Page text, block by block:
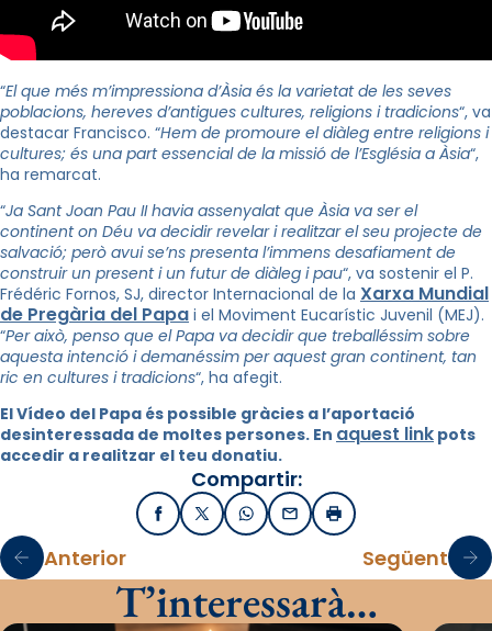
“El que més m’impressiona d’Àsia és la varietat de les seves
poblacions, hereves d’antigues cultures, religions i tradicions“, va
destacar Francisco. “Hem de promoure el diàleg entre religions i
cultures; és una part essencial de la missió de l’Església a Àsia“,
ha remarcat.
“Ja Sant Joan Pau II havia assenyalat que Àsia va ser el
continent on Déu va decidir revelar i realitzar el seu projecte de
salvació; però avui se’ns presenta l’immens desafiament de
construir un present i un futur de diàleg i pau“, va sostenir el P.
Frédéric Fornos, SJ, director Internacional de la Xarxa Mundial
de Pregària del Papa i el Moviment Eucarístic Juvenil (MEJ).
“Per això, penso que el Papa va decidir que treballéssim sobre
aquesta intenció i demanéssim per aquest gran continent, tan
ric en cultures i tradicions“, ha afegit.
El Vídeo del Papa és possible gràcies a l’aportació
desinteressada de moltes persones. En aquest link pots
accedir a realitzar el teu donatiu.
Compartir:
FacebookX / TwitterWhatsApp
EmailImprimir
Anterior Següent
T’interessarà…